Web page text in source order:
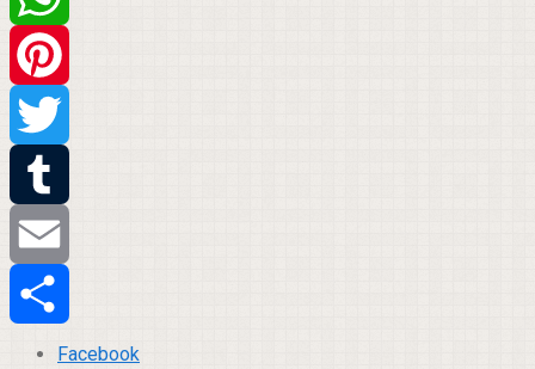
WhatsApp
Pinterest
Twitter
Tumblr
Email
Compartilhar
Facebook